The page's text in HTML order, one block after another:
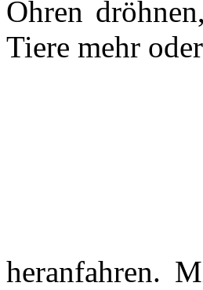
Ohren
Tiere mehr
heranfahren.